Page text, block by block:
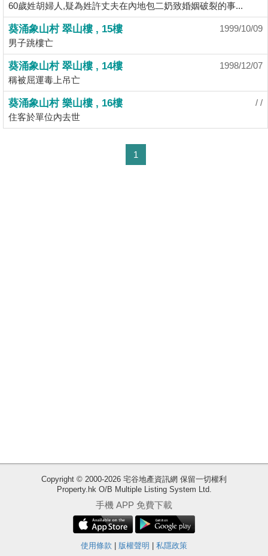
置
業
手
冊
關
於
我
們
60歲姓胡婦人,疑為姓許丈夫在內地包二奶致婚姻破裂的事...
葵涌象山村 翠山樓 , 15樓
1999/10/09
男子跳樓亡
葵涌象山村 翠山樓 , 14樓
1998/12/07
稱被屈運毒上吊亡
葵涌象山村 樂山樓 , 16樓
/ /
住客於單位內去世
1
Copyright © 2000-2026 宅谷地產資訊網 保留一切權利
Property.hk O/B Multiple Listing System Ltd.
手機 APP 免費下載
使用條款 版權聲明 私隱政策